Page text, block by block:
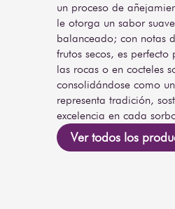
un proceso de
le otorga un sabor
balanceado; con notas
frutos secos, es
las rocas o en cocteles
consolidándose como
representa tradición,
excelencia en cada
Ver todos los